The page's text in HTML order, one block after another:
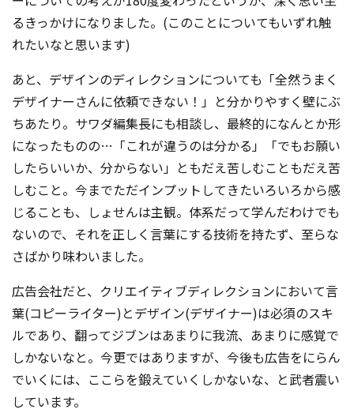
るきっかけになりました。(このことについてもいずれ触
れたいなと思います)
あと、デザインのディレクションについても「全然うまく
デザイナーさんに依頼できない！」と分かりやすく壁にぶ
ちあたり。サワダ編集長にも相談し、最終的になんとか形
になったものの…「これが違うのは分かる」「でもお願い
したらいいか、分からない」ともだえ苦しむこともだえ苦
しむこと。今までただインプットしてきたいろいろから感
じることも、しょせんは主観。体系だって学んだわけでも
ないので、それを正しく言葉にする技術を持たず、至らな
さばかり味わいました。
広告会社だと、クリエイティブディレクションにおいて言
葉(コピーライター)とデザイン(デザイナー)は必須のスキ
ルであり、翻ってジブンはあまりに我流、あまりに感覚で
しかないなと。今更ではありますが、今後も広告をにらん
でいくには、ここらを鍛えていくしかないな、と武者震い
しています。